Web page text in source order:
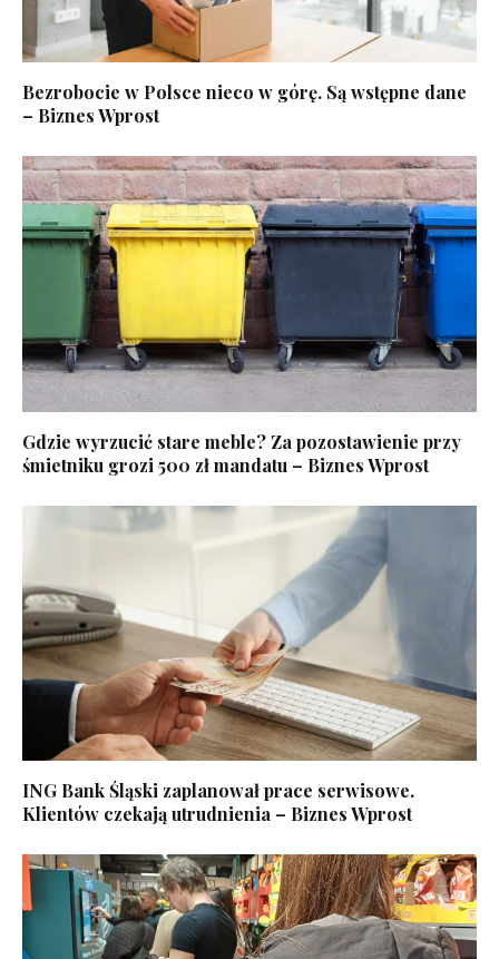
Bezrobocie w Polsce nieco w górę. Są wstępne dane
– Biznes Wprost
Gdzie wyrzucić stare meble? Za pozostawienie przy
śmietniku grozi 500 zł mandatu – Biznes Wprost
ING Bank Śląski zaplanował prace serwisowe.
Klientów czekają utrudnienia – Biznes Wprost